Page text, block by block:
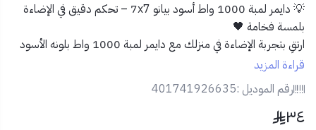
💡
دايمر لمبة 1000 واط أسود بيانو 7x7 – تحكم دقيق في الإضاءة
بلمسة فخامة 🖤
ارتقِ بتجربة الإضاءة في منزلك مع دايمر لمبة 1000 واط
بلونه الأسود
الفاخر وتصميمه العصري، للتحكم المثالي في درجة سطوع الإضاءة بكل
سهولة ومرونة. الخيار الأمثل للمساحات التي تتطلب أجواء متغيرة أو
إضاءة قابلة للتعديل.
قراءة المزيد
رقم الموديل :401741926635
٣٤